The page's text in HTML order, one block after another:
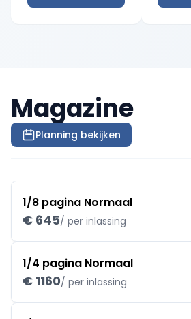
Magazine
Planning bekijken
1/8 pagina Normaal
€ 645/ per inlassing
1/4 pagina Normaal
€ 1160/ per inlassing